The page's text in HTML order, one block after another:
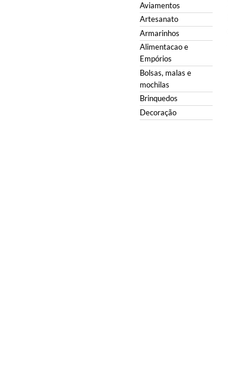
Aviamentos
Artesanato
Armarinhos
Alimentacao e
Empórios
Bolsas, malas e
mochilas
Brinquedos
Decoração